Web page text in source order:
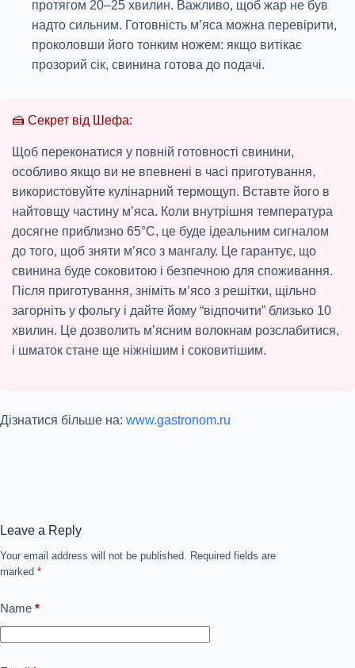
протягом 20–25 хвилин. Важливо, щоб жар не був
надто сильним. Готовність м’яса можна перевірити,
проколовши його тонким ножем: якщо витікає
прозорий сік, свинина готова до подачі.
🍰 Секрет від Шефа:
Щоб переконатися у повній готовності свинини,
особливо якщо ви не впевнені в часі приготування,
використовуйте кулінарний термощуп. Вставте його в
найтовщу частину м’яса. Коли внутрішня температура
досягне приблизно 65°C, це буде ідеальним сигналом
до того, щоб зняти м’ясо з мангалу. Це гарантує, що
свинина буде соковитою і безпечною для споживання.
Після приготування, зніміть м’ясо з решітки, щільно
загорніть у фольгу і дайте йому “відпочити” близько 10
хвилин. Це дозволить м’ясним волокнам розслабитися,
і шматок стане ще ніжнішим і соковитішим.
Дізнатися більше на: www.gastronom.ru
Leave a Reply
Your email address will not be published. Required fields are
marked *
Name *